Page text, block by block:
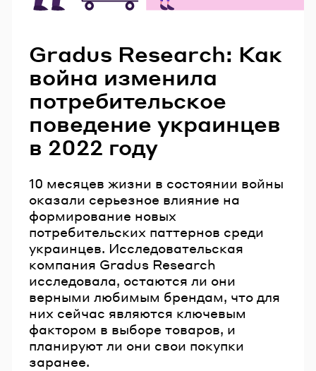
Gradus Research: Как
война изменила
потребительское
поведение украинцев
в 2022 году
10 месяцев жизни в состоянии войны
оказали серьезное влияние на
формирование новых
потребительских паттернов среди
украинцев. Исследовательская
компания Gradus Research
исследовала, остаются ли они
верными любимым брендам, что для
них сейчас являются ключевым
фактором в выборе товаров, и
планируют ли они свои покупки
заранее.